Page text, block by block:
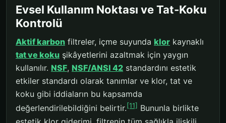
Evsel Kullanım Noktası ve Tat-Koku
Kontrolü
Aktif karbon filtreler, içme suyunda klor kaynaklı
tat ve koku şikâyetlerini azaltmak için yaygın
kullanılır. NSF, NSF/ANSI 42 standardını estetik
etkiler standardı olarak tanımlar ve klor, tat ve
koku gibi iddiaların bu kapsamda
değerlendirilebildiğini belirtir.[11] Bununla birlikte